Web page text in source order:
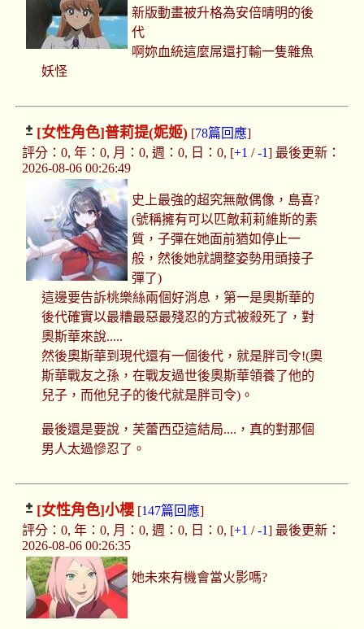
新版動畫被升格為安倍晴明的後
代
啊妳血統這麼屌還打輸一隻雜魚
妖怪
[女性角色]普莉提(妮姬)[78篇回應]
評分：0, 年：0, 月：0, 週：0, 日：0, [+1 /-1] 最後更新：
2026-08-06 00:26:49
史上最強的超究無敵偶像，島喜?
(號稱擁有可以匹敵莉莉維斯的素
質，子彈在她面前猶如停止一
般，然後她就調整姿勢用頭接子
彈了)
這邊要告訴桃樂絲兩個好消息，第一是奧斯華的
後代確實以最糟最惡最殘忍的方式被殺死了，對
奧斯華來說.....
然後奧斯華到現代還有一個後代，就是胖司令!(奧
斯華戰友之孫，在戰友過世後奧斯華領養了他的
兒子，而他兒子的後代就是胖司令)。
最後還是要說，芙蕾西亞這結局....，真的對那個
男人太過慘忍了。
[女性角色]小櫻[147篇回應]
評分：0, 年：0, 月：0, 週：0, 日：0, [+1 /-1] 最後更新：
2026-08-06 00:26:35
她未來有機會當火影嗎?